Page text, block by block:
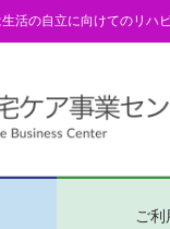
活の自立に向けてのリハ
ご